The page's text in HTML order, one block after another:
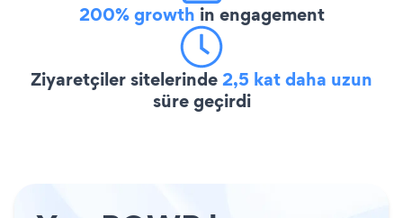
200% growth in engagement
Ziyaretçiler sitelerinde2,5 kat daha uzun
süre geçirdi